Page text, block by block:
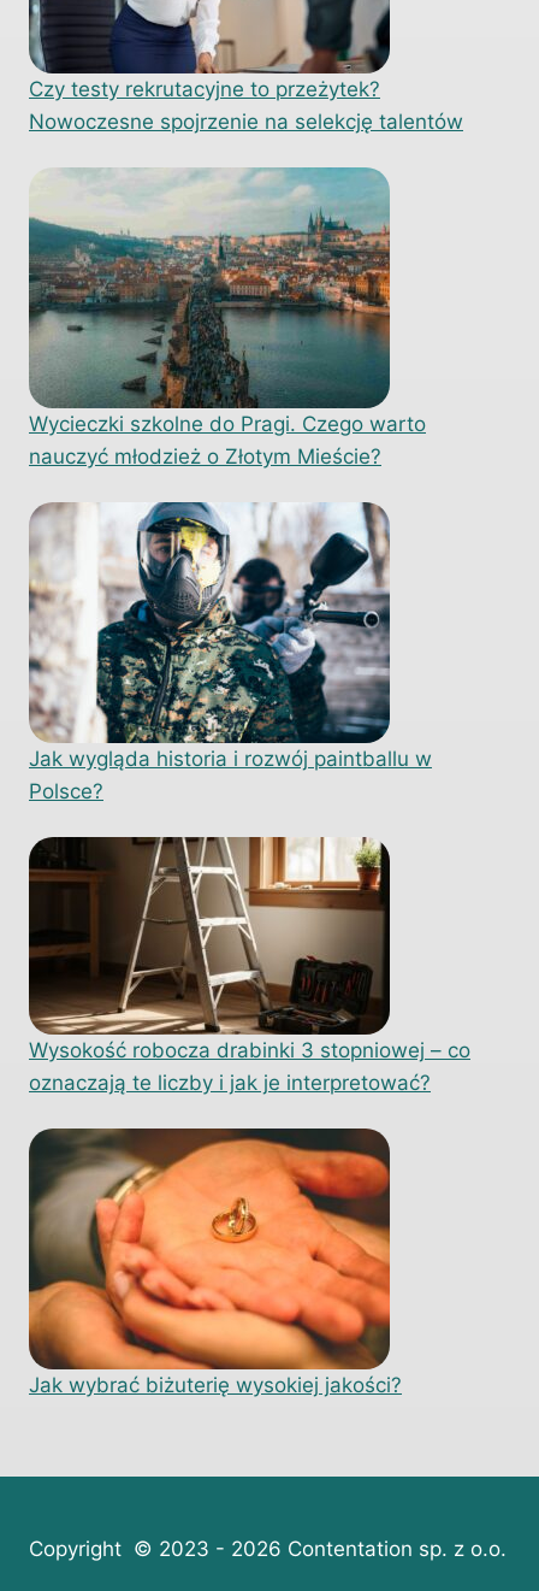
Czy testy rekrutacyjne to przeżytek?
Nowoczesne spojrzenie na selekcję talentów
Wycieczki szkolne do Pragi. Czego warto
nauczyć młodzież o Złotym Mieście?
Jak wygląda historia i rozwój paintballu w
Polsce?
Wysokość robocza drabinki 3 stopniowej – co
oznaczają te liczby i jak je interpretować?
Jak wybrać biżuterię wysokiej jakości?
Copyright © 2023 - 2026 Contentation sp. z o.o.